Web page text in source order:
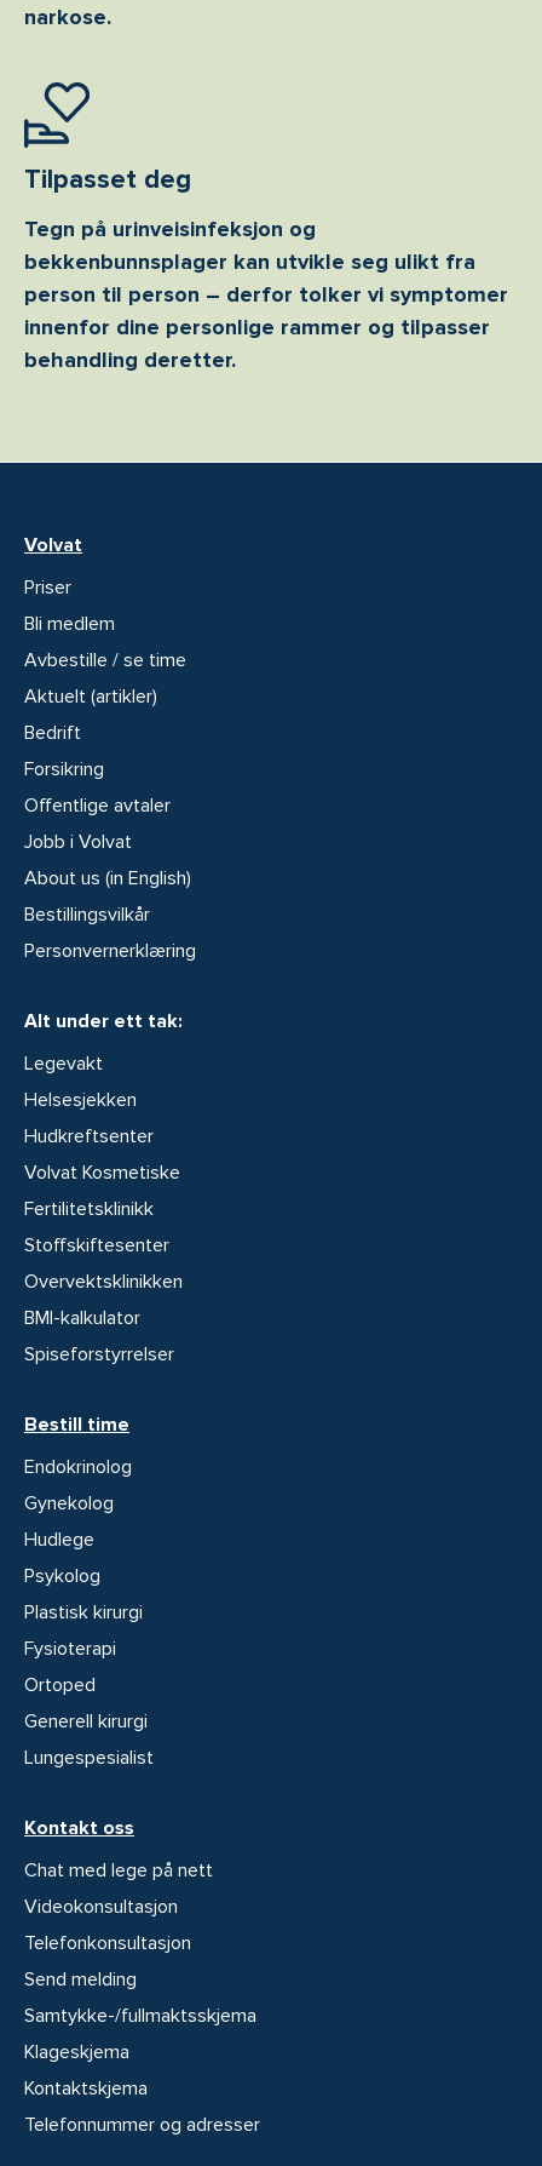
narkose.
Tilpasset deg
Tegn på urinveisinfeksjon og
bekkenbunnsplager kan utvikle seg ulikt fra
person til person – derfor tolker vi symptomer
innenfor dine personlige rammer og tilpasser
behandling deretter.
Volvat
Priser
Bli medlem
Avbestille / se time
Aktuelt (artikler)
Bedrift
Forsikring
Offentlige avtaler
Jobb i Volvat
About us (in English)
Bestillingsvilkår
Personvernerklæring
Alt under ett tak:
Legevakt
Helsesjekken
Hudkreftsenter
Volvat Kosmetiske
Fertilitetsklinikk
Stoffskiftesenter
Overvektsklinikken
BMI-kalkulator
Spiseforstyrrelser
Bestill time
Endokrinolog
Gynekolog
Hudlege
Psykolog
Plastisk kirurgi
Fysioterapi
Ortoped
Generell kirurgi
Lungespesialist
Kontakt oss
Chat med lege på nett
Videokonsultasjon
Telefonkonsultasjon
Send melding
Samtykke-/fullmaktsskjema
Klageskjema
Kontaktskjema
Telefonnummer og adresser